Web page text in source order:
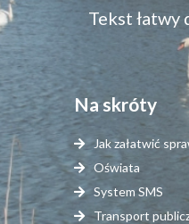
Tekst łatwy
Na skróty
Jak załatwić
Oświata
System SMS
Transport